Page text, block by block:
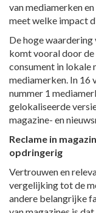
van mediamerken
meet welke impact
De hoge
komt vooral door de
consument in lokale
mediamerken. In 16
nummer 1
gelokaliseerde
magazine- en
Reclame in
opdringerig
Vertrouwen en
vergelijking tot de
andere belangrijke